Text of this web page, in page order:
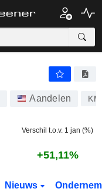
Aandelen
Verschil t.o.v. 1 jan (%)
+51,11%
Nieuws